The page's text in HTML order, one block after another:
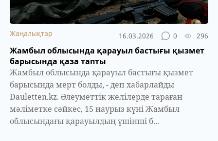
Жаңалықтар 16.03.2026 0 296
Жамбыл облысында қарауыл бастығы қызмет
барысында қаза тапты
Жамбыл облысында қарауыл бастығы қызмет
барысында мерт болды, - деп хабарлайды
Dauletten.kz. Әлеуметтік желілерде тараған
мәліметке сәйкес, 15 наурыз күні Жамбыл
облысындағы қарауылдың үшінші б...